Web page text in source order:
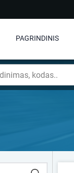
PAGRINDINIS